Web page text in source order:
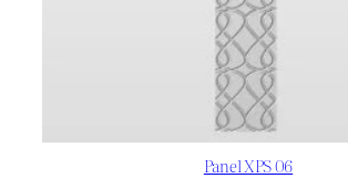
Panel XPS 06